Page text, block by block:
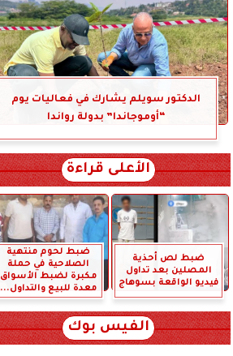
الدكتور سويلم يشارك في فعاليات يوم
“أوموجاندا” بدولة رواندا
الأعلى قراءة
ضبط لص أحذية
المصلين بعد تداول
فيديو الواقعة بسوهاج
ضبط لحوم منتهية
الصلاحية في حملة
مكبرة لضبط الأسواق
معدة للبيع والتداول...
الفيس بوك